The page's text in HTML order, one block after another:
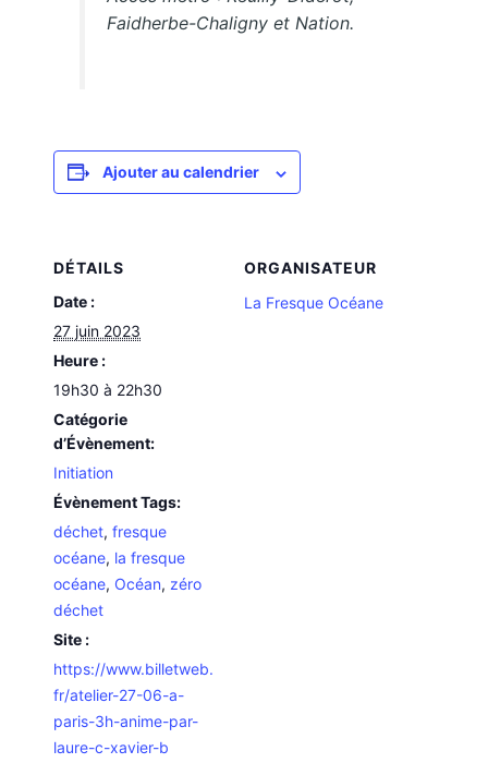
Faidherbe-Chaligny et Nation.
Ajouter au calendrier
DÉTAILS
Date :
27 juin 2023
Heure :
19h30 à 22h30
Catégorie
d’Évènement:
Initiation
Évènement Tags:
déchet,fresque
océane, la fresque
océane, Océan, zéro
déchet
Site :
https://www.billetweb.
fr/atelier-27-06-a-
paris-3h-anime-par-
laure-c-xavier-b
ORGANISATEUR
La Fresque Océane